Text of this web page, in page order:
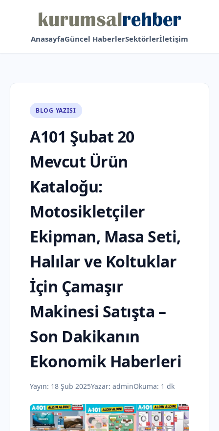
AnasayfaGüncel HaberlerSektörlerİletişim
BLOG YAZISI
A101 Şubat 20
Mevcut Ürün
Kataloğu:
Motosikletçiler
Ekipman, Masa Seti,
Halılar ve Koltuklar
İçin Çamaşır
Makinesi Satışta –
Son Dakikanın
Ekonomik Haberleri
Yayın: 18 Şub 2025Yazar: adminOkuma: 1 dk